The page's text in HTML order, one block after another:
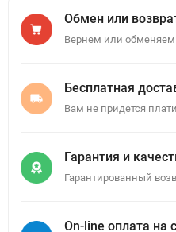
Обмен или
Вернем или обменяем
Бесплатная
Вам не придется
Гарантия и
Гарантированный
On-line оплата на